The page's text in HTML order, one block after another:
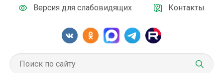
Версия для слабовидящих Контакты